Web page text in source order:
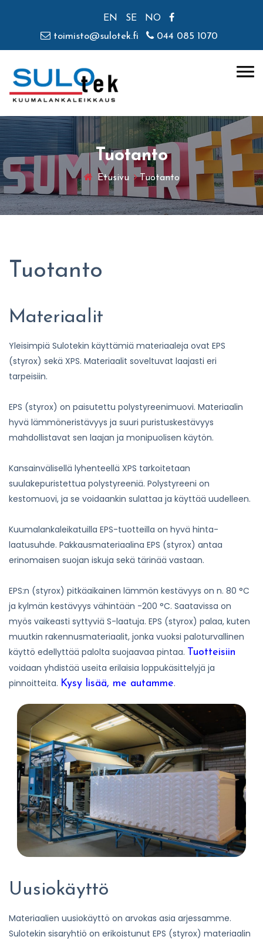
EN SE NO
toimisto@sulotek.fi 044 085 1070
Tuotanto
Etusivu Tuotanto
Tuotanto
Materiaalit
Yleisimpiä Sulotekin käyttämiä materiaaleja ovat EPS
(styrox) sekä XPS. Materiaalit soveltuvat laajasti eri
tarpeisiin.
EPS (styrox) on paisutettu polystyreenimuovi. Materiaalin
hyvä lämmöneristävyys ja suuri puristuskestävyys
mahdollistavat sen laajan ja monipuolisen käytön.
Kansainvälisellä lyhenteellä XPS tarkoitetaan
suulakepuristettua polystyreeniä. Polystyreeni on
kestomuovi, ja se voidaankin sulattaa ja käyttää uudelleen.
Kuumalankaleikatuilla EPS-tuotteilla on hyvä hinta-
laatusuhde. Pakkausmateriaalina EPS (styrox) antaa
erinomaisen suojan iskuja sekä tärinää vastaan.
EPS:n (styrox) pitkäaikainen lämmön kestävyys on n. 80 °C
ja kylmän kestävyys vähintään -200 °C. Saatavissa on
myös vaikeasti syttyviä S-laatuja. EPS (styrox) palaa, kuten
muutkin rakennusmateriaalit, jonka vuoksi paloturvallinen
käyttö edellyttää palolta suojaavaa pintaa. Tuotteisiin
voidaan yhdistää useita erilaisia loppukäsittelyjä ja
pinnoitteita. Kysy lisää, me autamme.
Uusiokäyttö
Materiaalien uusiokäyttö on arvokas asia arjessamme.
Sulotekin sisaryhtiö on erikoistunut EPS (styrox) materiaalin